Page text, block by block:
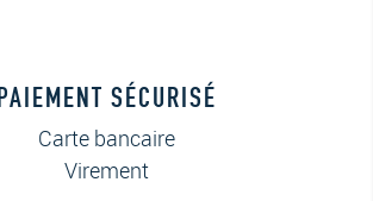
SÉCURISÉ
Carte bancaire
Virement